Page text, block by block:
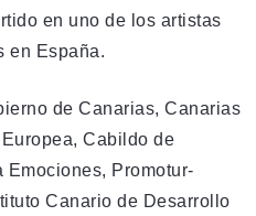
en uno de los artistas
en España.
de Canarias, Canarias
Cabildo de
Emociones, Promotur-
Canario de Desarrollo